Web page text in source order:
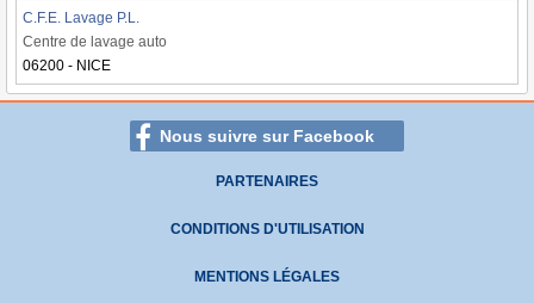
C.F.E. Lavage P.L.
Centre de lavage auto
06200 - NICE
Nous suivre sur Facebook
PARTENAIRES
CONDITIONS D'UTILISATION
MENTIONS LÉGALES